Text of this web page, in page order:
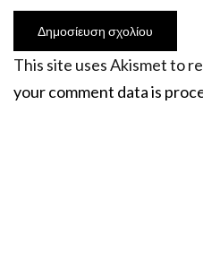
This site uses Akismet to
your comment data is